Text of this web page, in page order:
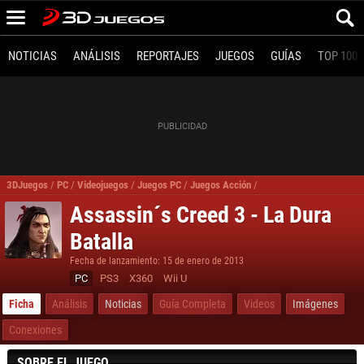
NOTICIAS ANÁLISIS REPORTAJES JUEGOS GUÍAS TOP 100
3DJuegos / PC / Videojuegos / Juegos PC / Juegos Acción /
Assassin´s Creed 3 - La Dura
Batalla
Fecha de lanzamiento: 15 de enero de 2013
PC PS3 X360 Wii U
Ficha Análisis Noticias Guía Completa Videos
Imágenes
Conexiones